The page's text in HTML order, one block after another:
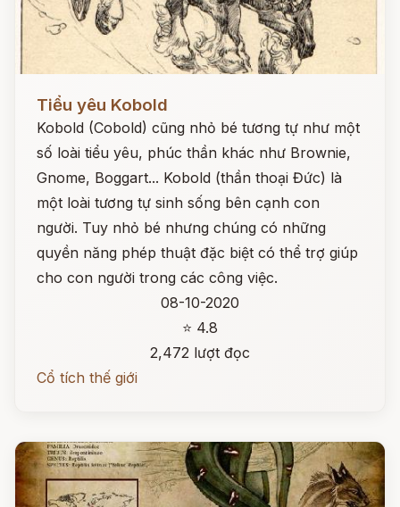
Đọc ngay
Tiểu yêu Kobold
Kobold (Cobold) cũng nhỏ bé tương tự như một
số loài tiểu yêu, phúc thần khác như Brownie,
Gnome, Boggart... Kobold (thần thoại Đức) là
một loài tương tự sinh sống bên cạnh con
người. Tuy nhỏ bé nhưng chúng có những
quyền năng phép thuật đặc biệt có thể trợ giúp
cho con người trong các công việc.
08-10-2020
⭐ 4.8
2,472 lượt đọc
Cổ tích thế giới